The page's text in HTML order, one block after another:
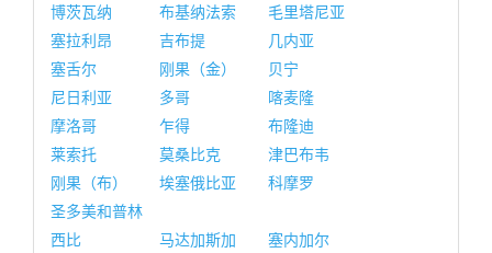
博茨瓦纳
布基纳法索
毛里塔尼亚
塞拉利昂
吉布提
几内亚
塞舌尔
刚果（金）
贝宁
尼日利亚
多哥
喀麦隆
摩洛哥
乍得
布隆迪
莱索托
莫桑比克
津巴布韦
刚果（布）
埃塞俄比亚
科摩罗
圣多美和普林
西比
马达加斯加 塞内加尔